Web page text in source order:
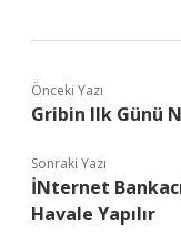
Önceki Yazı
Gribin Ilk Günü
Sonraki Yazı
İNternet
Havale Yapılır